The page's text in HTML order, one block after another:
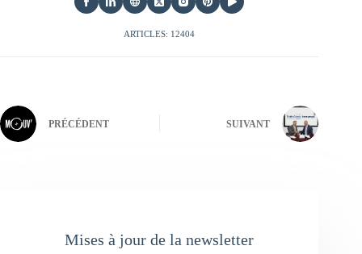
ARTICLES: 12404
PRÉCÉDENT SUIVANT
Mises à jour de la newsletter